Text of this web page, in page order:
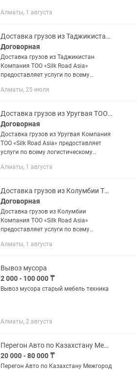
Алматы, 1 августа
Доставка грузов из Таджикистан ТОО Silk Road Asia
Договорная
Доставка грузов из Таджикистан
Компания ТОО «Silk Road Asia»
предоставляет услуги по всему
грузоперевозки, таможенной очистки
разрешительных...
Алматы, 25 июля
Доставка грузов из Уругвая ТОО Silk Road Asia
Договорная
Доставка грузов из Уругвая Компания
ТОО «Silk Road Asia» предоставляет
услуги по всему логистическому
очистки груза, сбор всех необходимых
Алматы, 1 августа
Доставка грузов из Колумбии ТОО Silk Road Asia
Договорная
Доставка грузов из Колумбии
Компания ТОО «Silk Road Asia»
предоставляет услуги по всему
грузоперевозки, таможенной очистки
разрешительных...
Алматы, 1 августа
Вывоз мусора
2 000 - 100 000 ₸
Вывоз мусора старый мебель техника
Алматы, 2 августа
Перегон Авто по Казахстану Межгород Автоперегон Автоперевозка Перегонщик
20 000 - 80 000 ₸
Перегон Авто по Казахстану Межгород